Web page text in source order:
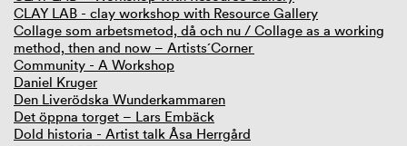
CLAY LAB - clay workshop with Resource Gallery
Collage som arbetsmetod, då och nu / Collage as a working
method, then and now – Artists´Corner
Community - A Workshop
Daniel Kruger
Den Liverödska Wunderkammaren
Det öppna torget – Lars Embäck
Dold historia - Artist talk Åsa Herrgård